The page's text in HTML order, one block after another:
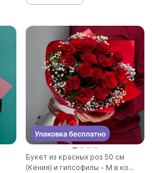
Букет из красных роз 50 см
(Кения) и гипсофилы - М в ко...